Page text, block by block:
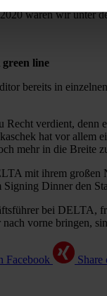
waren wir unter
line
bereits in
verdient,
hat vor allem
mehr in die Breite
mit ihrem
Dinner den
bei DELTA,
vorne bringen,
Facebook